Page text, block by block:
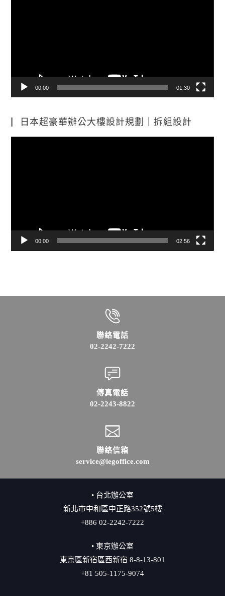
00:00 01:30
日本超豪華辦公大樓設計規劃｜拆組設計
00:00 02:56
聯絡電話
02-2242-7222
傳真電話
02-2243-8822
聯絡信箱
service@iegoffice.com
• 台北辦公室
新北市中和區中正路352號5樓
+886 02-2242-7222
• 東京辦公室
東京區新宿區西新宿 8-8-13-801
+81 505-1175-9074